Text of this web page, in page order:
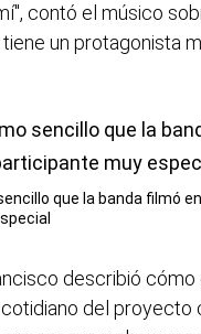
contó el músico
un protagonista
que la banda filmó
describió cómo
del proyecto